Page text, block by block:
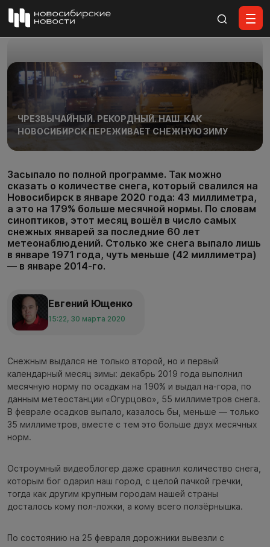
ЧРЕЗВЫЧАЙНЫЙ. РЕКОРДНЫЙ. НАШ. КАК
НОВОСИБИРСК ПЕРЕЖИВАЕТ СНЕЖНУЮ ЗИМУ
Засыпало по полной программе. Так можно
сказать о количестве снега, который свалился на
Новосибирск в январе 2020 года: 43 миллиметра,
а это на 179% больше месячной нормы. По словам
синоптиков, этот месяц вошёл в число самых
снежных январей за последние 60 лет
метеонаблюдений. Столько же снега выпало лишь
в январе 1971 года, чуть меньше (42 миллиметра)
— в январе 2014-го.
Евгений Ющенко
15:22, 30 марта 2020
Снежным выдался не только второй, но и первый
календарный месяц зимы: декабрь 2019 года выполнил
месячную норму по осадкам на 190% и выдал на-гора, по
данным метеостанции «Огурцово», 55 миллиметров снега.
В феврале осадков выпало, казалось бы, меньше — только
35 миллиметров, вместе с тем это больше двух месячных
норм.
Остроумный видеоблогер даже сравнил количество снега,
которым бог одарил наш город, с целой пачкой гречки,
тогда как другим крупным городам нашей страны
досталось кому пол-ложки, а кому всего ползёрнышка.
По состоянию на 25 февраля дорожники вывезли с